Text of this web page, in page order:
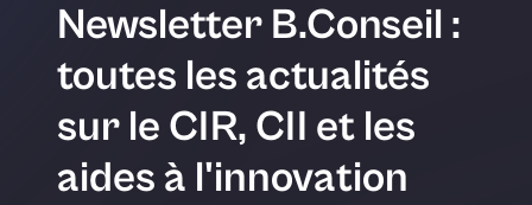
Newsletter B.Conseil :
toutes les actualités
sur le CIR, CII et les
aides à l'innovation